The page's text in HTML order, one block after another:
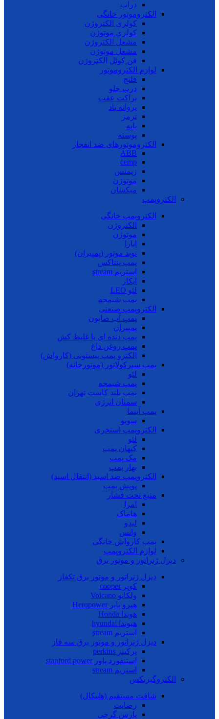
دراپ
الکتروموتور خانگی
کولری الکتروژن
کولری موتوژن
مشعل الکتروژن
مشعل موتوژن
فن کوئل الکتروژن
لوازم الکتروموتور
فلنج
درب جلو
براکت عقب
پروانه باد
ترمز
پایه
پوسته
الکتروموتورهای ضد انفجار
ABB
cemp
زیمنس
موتوژن
میکسان
الکتروپمپ
الکتروپمپ خانگی
الکتروژن
موتوژن
ابارا
نوید موتور (پمپیران)
پمپ پنتاکس
استریم stream
ایکار
لئو LEO
پمپ شیمجه
الکتروپمپ صنعتی
پمپ آب صابون
پمپیران
پمپ دنده ای یا غلیظ کش
پمپ روغن داغ
الکترو پمپ پیستونی (کارواش)
پمپ سیرکولاتور (موتورخانه)
لئو
پمپ شیمجه
پمپ بلند کاست تهران
سمنان انرژی
پمپ آبنما
سوبو
الکتروپمپ استخری
لئو
کیهان پمپ
مک پمپ
بهار پمپ
الکتروپمپ ضد اسید (انتقال اسید)
پویش پمپ
منبع تحت فشار
امرا
هاماک
لیدو
واتس
پمپ کارواش خانگی
لوازم الکتروپمپ
دیزل ژنراتور و موتور برق
دیزل ژنراتور و موتور برق تکفاز
کوپر cooper
ولکانو Volcano
هیرو پاپر Heropower
هوندا Honda
هیوندا hyundai
استریم stream
دیزل ژنراتور و موتور برق سه فاز
پرکینز perkins
استنفورد پاور stanford power
استریم stream
الکتروگیربکس
شافت مستقیم (هلیکال)
رضایت
پارس گرجی